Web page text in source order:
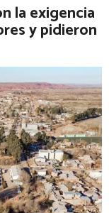
la exigencia
y pidieron